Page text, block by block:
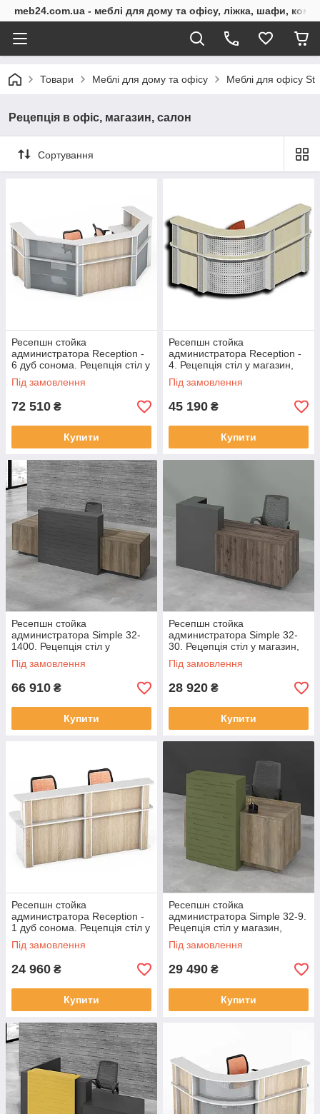
meb24.com.ua - меблі для дому та офісу, ліжка, шафи,
Товари Меблі для дому та офісу Меблі для офісу St
Рецепція в офіс, магазин, салон
Сортування
Ресепшн стойка
администратора Reception -
6 дуб сонома. Рецепція стіл у
магазин, офіс, салон
Під замовлення
72 510 ₴
Купити
Ресепшн стойка
администратора Reception -
4. Рецепція стіл у магазин,
офіс, салон
Під замовлення
45 190 ₴
Купити
Ресепшн стойка
администратора Simple 32-
1400. Рецепція стіл у
магазин, офіс, салон
Під замовлення
66 910 ₴
Купити
Ресепшн стойка
администратора Simple 32-
30. Рецепція стіл у магазин,
офіс, салон
Під замовлення
28 920 ₴
Купити
Ресепшн стойка
администратора Reception -
1 дуб сонома. Рецепція стіл у
магазин, офіс, салон
Під замовлення
24 960 ₴
Купити
Ресепшн стойка
администратора Simple 32-9.
Рецепція стіл у магазин,
офіс, салон
Під замовлення
29 490 ₴
Купити